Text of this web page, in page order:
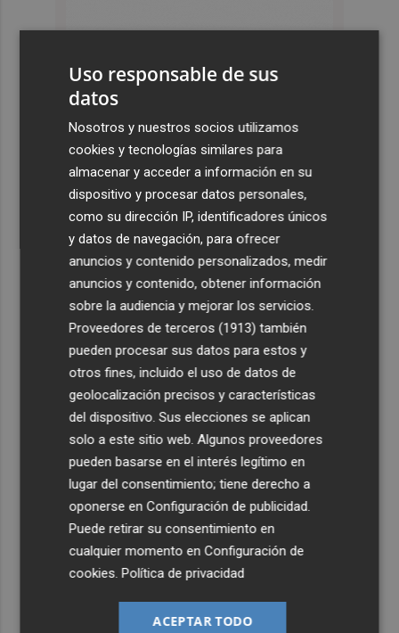
Últimas Noticias
La Biblioteca Valenciana conmemora el 750 aniversario
del legado de Jaume I
Una gran cadena humana de cariño y reivindicación se
vuelve a abrazar en las playas por el Mar Menor
Levantan el confinamiento del municipio castellonense
de Sierra Engarcerán por el incendio
Juan Tallón, Marta Jiménez Serrano o Juan Evaristo Valls
Boix, protagonistas de la programación de agosto de
Entre Libros en Benicàssim
Los talleres de ‘Magia en los Barrios’ de Castelló llegan
al Grupo Reyes
Uso responsable de sus
datos
Nosotros y nuestros socios utilizamos
cookies y tecnologías similares para
almacenar y acceder a información en su
dispositivo y procesar datos personales,
como su dirección IP, identificadores únicos
y datos de navegación, para ofrecer
anuncios y contenido personalizados, medir
anuncios y contenido, obtener información
sobre la audiencia y mejorar los servicios.
Proveedores de terceros (1913) también
pueden procesar sus datos para estos y
otros fines, incluido el uso de datos de
geolocalización precisos y características
del dispositivo. Sus elecciones se aplican
solo a este sitio web. Algunos proveedores
pueden basarse en el interés legítimo en
lugar del consentimiento; tiene derecho a
oponerse enConfiguración de publicidad.
Puede retirar su consentimiento en
cualquier momento enConfiguración de
cookies.Política de privacidad
ACEPTAR TODO